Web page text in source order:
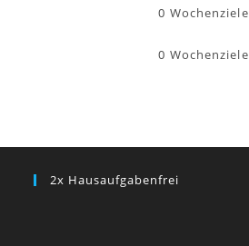
0 Wochenziele
0 Wochenziele
2x Hausaufgabenfrei